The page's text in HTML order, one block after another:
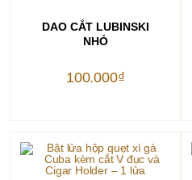
THÊM VÀO GIỎ HÀNG
DAO CẮT LUBINSKI
NHỎ
100.000₫